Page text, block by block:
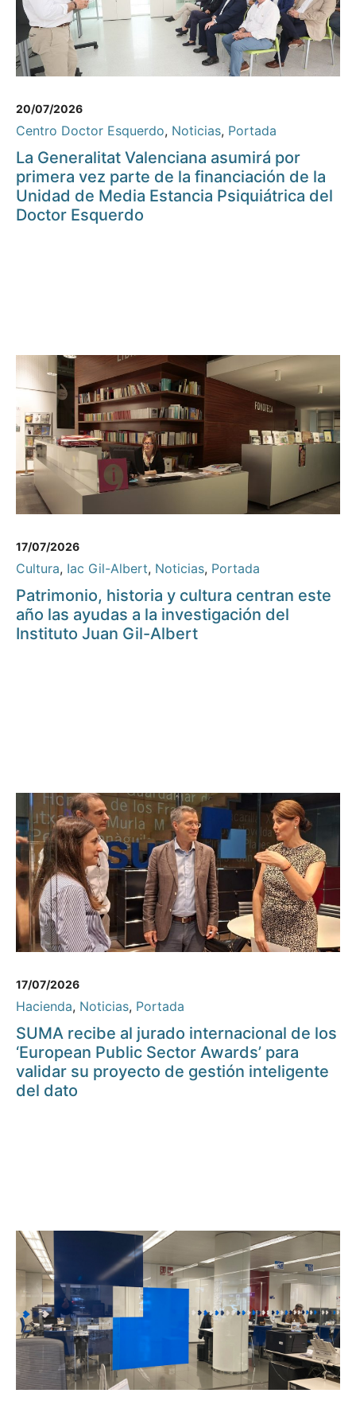
20/07/2026
Centro Doctor Esquerdo, Noticias, Portada
La Generalitat Valenciana asumirá por
primera vez parte de la financiación de la
Unidad de Media Estancia Psiquiátrica del
Doctor Esquerdo
17/07/2026
Cultura, Iac Gil-Albert, Noticias, Portada
Patrimonio, historia y cultura centran este
año las ayudas a la investigación del
Instituto Juan Gil-Albert
17/07/2026
Hacienda, Noticias, Portada
SUMA recibe al jurado internacional de los
‘European Public Sector Awards’ para
validar su proyecto de gestión inteligente
del dato